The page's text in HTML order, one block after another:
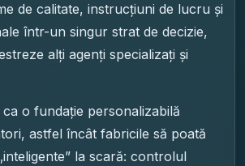
de calitate, instrucțiuni de lucru și
într-un singur strat de decizie,
alți agenți specializați și
ca o fundație personalizabilă
astfel încât fabricile să poată
la scară: controlul